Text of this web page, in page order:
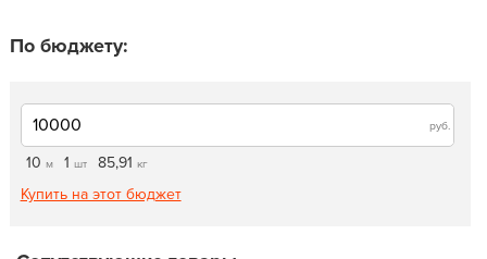
По бюджету:
руб.
10 м 1 шт 85,91 кг
Купить на этот бюджет